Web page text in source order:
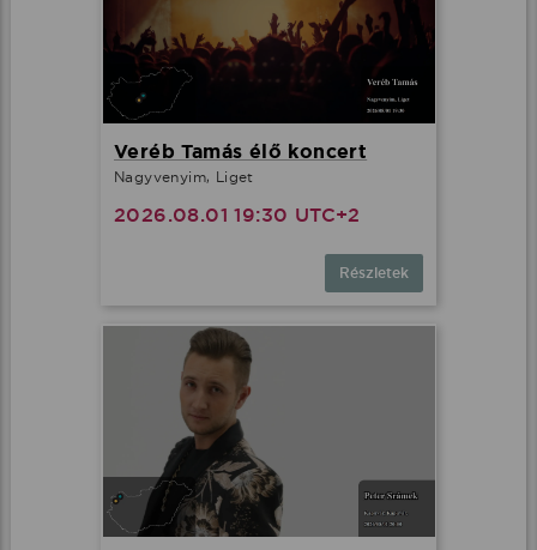
Veréb Tamás élő koncert
Nagyvenyim, Liget
2026.08.01 19:30 UTC+2
Részletek